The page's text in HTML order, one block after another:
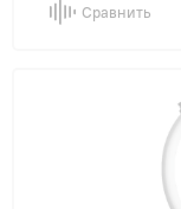
Сравнить